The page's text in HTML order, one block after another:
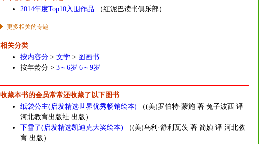
2014年度Top10入围作品 （红泥巴读书俱乐部）
更多相关的专题
相关分类
按内容分 > 文学 > 图画书
按年龄分 > 3～6岁 6～9岁
收藏本书的会员常常还收藏了以下图书
纸袋公主(启发精选世界优秀畅销绘本) （(美)罗伯特·蒙施 著 兔子波西 译
河北教育出版社 出版）
下雪了(启发精选凯迪克大奖绘本) （(美)乌利·舒利瓦茨 著 简媜 译 河北教
育 出版）